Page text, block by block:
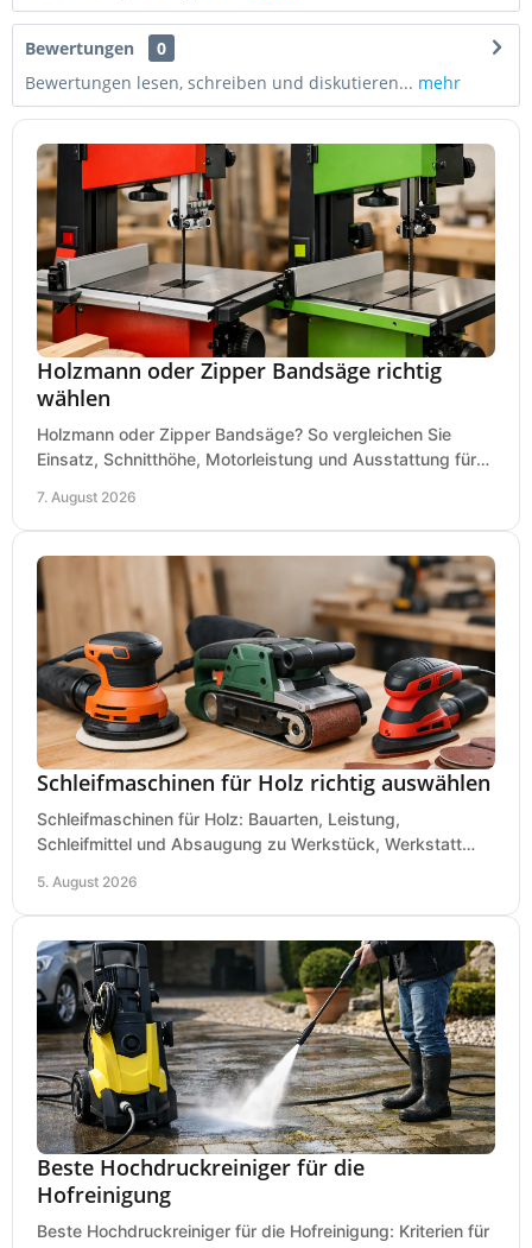
Bewertungen
0
Bewertungen lesen, schreiben und diskutieren... mehr
Holzmann oder Zipper Bandsäge richtig
wählen
Holzmann oder Zipper Bandsäge? So vergleichen Sie
Einsatz, Schnitthöhe, Motorleistung und Ausstattung für
7. August 2026
Schleifmaschinen für Holz richtig auswählen
Schleifmaschinen für Holz: Bauarten, Leistung,
Schleifmittel und Absaugung zu Werkstück, Werkstatt
5. August 2026
Beste Hochdruckreiniger für die
Hofreinigung
Beste Hochdruckreiniger für die Hofreinigung: Kriterien für